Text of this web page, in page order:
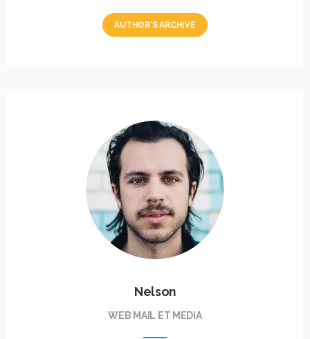
AUTHOR'S ARCHIVE
Nelson
WEB MAIL ET MEDIA